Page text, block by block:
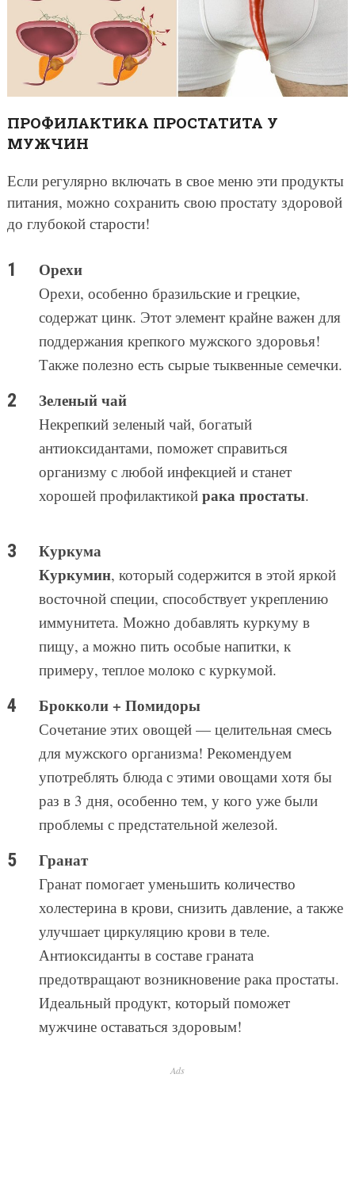
ПРОФИЛАКТИКА ПРОСТАТИТА У
МУЖЧИН
Если регулярно включать в свое меню эти продукты
питания, можно сохранить свою простату здоровой
до глубокой старости!
Орехи
Орехи, особенно бразильские и грецкие,
содержат цинк. Этот элемент крайне важен для
поддержания крепкого мужского здоровья!
Также полезно есть сырые тыквенные семечки.
Зеленый чай
Некрепкий зеленый чай, богатый
антиоксидантами, поможет справиться
организму с любой инфекцией и станет
хорошей профилактикой рака простаты.
Куркума
Куркумин, который содержится в этой яркой
восточной специи, способствует укреплению
иммунитета. Можно добавлять куркуму в
пищу, а можно пить особые напитки, к
примеру, теплое молоко с куркумой.
Брокколи + Помидоры
Сочетание этих овощей — целительная смесь
для мужского организма! Рекомендуем
употреблять блюда с этими овощами хотя бы
раз в 3 дня, особенно тем, у кого уже были
проблемы с предстательной железой.
Гранат
Гранат помогает уменьшить количество
холестерина в крови, снизить давление, а также
улучшает циркуляцию крови в теле.
Антиоксиданты в составе граната
предотвращают возникновение рака простаты.
Идеальный продукт, который поможет
мужчине оставаться здоровым!
Ads